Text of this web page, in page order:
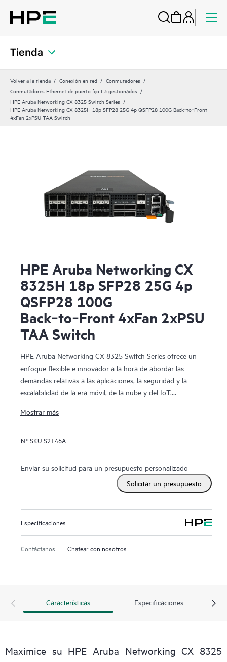
Tienda
Volver a la tienda Conexión en red
Conmutadores
Conmutadores Ethernet de puerto fijo L3 gestionados
HPE Aruba Networking CX 8325 Switch Series
HPE Aruba Networking CX 8325H 18p SFP28 25G 4p QSFP28 100G Back‑to‑Front
4xFan 2xPSU TAA Switch
HPE Aruba Networking CX
8325H 18p SFP28 25G 4p
QSFP28 100G
Back‑to‑Front 4xFan 2xPSU
TAA Switch
HPE Aruba Networking CX 8325 Switch Series ofrece un
enfoque flexible e innovador a la hora de abordar las
demandas relativas a las aplicaciones, la seguridad y la
escalabilidad de la era móvil, de la nube y del IoT.
Gigabit Ethernet de velocidad de línea que incluyen 1, 10,
Mostrar más
N.º SKU S2T46A
Enviar su solicitud para un presupuesto personalizado
Solicitar un presupuesto
Especificaciones
Contáctanos Chatear con nosotros
Características Especificaciones
Maximice su HPE Aruba Networking CX 8325